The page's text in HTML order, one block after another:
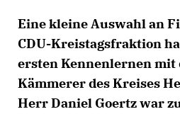
Eine kleine Auswahl an
CDU-Kreistagsfraktion
ersten Kennenlernen mit
Kämmerer des Kreises
Herr Daniel Goertz war